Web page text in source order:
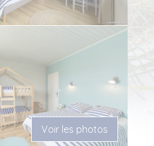
Voir les photos